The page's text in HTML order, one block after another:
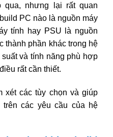
qua, nhưng lại rất quan
PC nào là nguồn máy
tính hay PSU là nguồn
thành phần khác trong hệ
và tính năng phù hợp
rất cần thiết.
xét các tùy chọn và giúp
các yêu cầu của hệ